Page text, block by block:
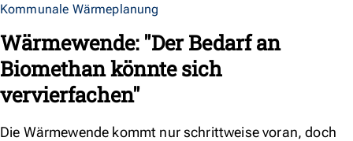
Kommunale Wärmeplanung
Wärmewende: "Der Bedarf an
Biomethan könnte sich
vervierfachen"
Die Wärmewende kommt nur schrittweise voran, doch